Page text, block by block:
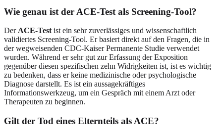
Wie genau ist der ACE-Test als Screening-Tool?
Der ACE-Test ist ein sehr zuverlässiges und wissenschaftlich
validiertes Screening-Tool. Er basiert direkt auf den Fragen, die in
der wegweisenden CDC-Kaiser Permanente Studie verwendet
wurden. Während er sehr gut zur Erfassung der Exposition
gegenüber diesen spezifischen zehn Widrigkeiten ist, ist es wichtig
zu bedenken, dass er keine medizinische oder psychologische
Diagnose darstellt. Es ist ein aussagekräftiges
Informationswerkzeug, um ein Gespräch mit einem Arzt oder
Therapeuten zu beginnen.
Gilt der Tod eines Elternteils als ACE?